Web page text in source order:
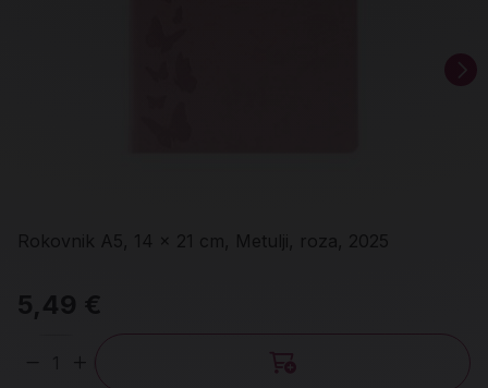
Rokovnik A5, 14 x 21 cm, Metulji, roza, 2025
5,49 €
Količina